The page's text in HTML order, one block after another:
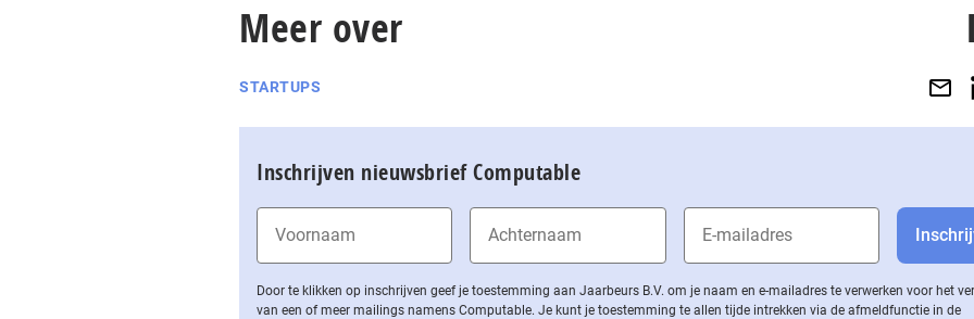
Meer over
STARTUPS
Inschrijven nieuwsbrief Computable
Door te klikken op inschrijven geef je toestemming aan Jaarbeurs B.V. om je naam en e-mailadres te verwerken voor het
van een of meer mailings namens Computable. Je kunt je toestemming te allen tijde intrekken via de af­meld­func­tie in de